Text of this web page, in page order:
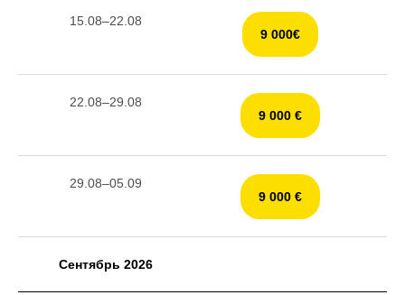
15.08–22.08
9 000€
22.08–29.08
9 000 €
29.08–05.09
9 000 €
Сентябрь 2026